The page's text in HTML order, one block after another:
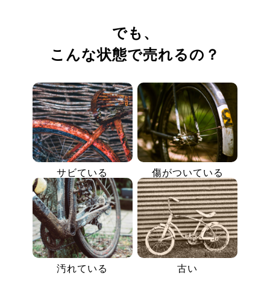
でも、
こんな状態で売れるの？
サビている 傷がついている
汚れている 古い